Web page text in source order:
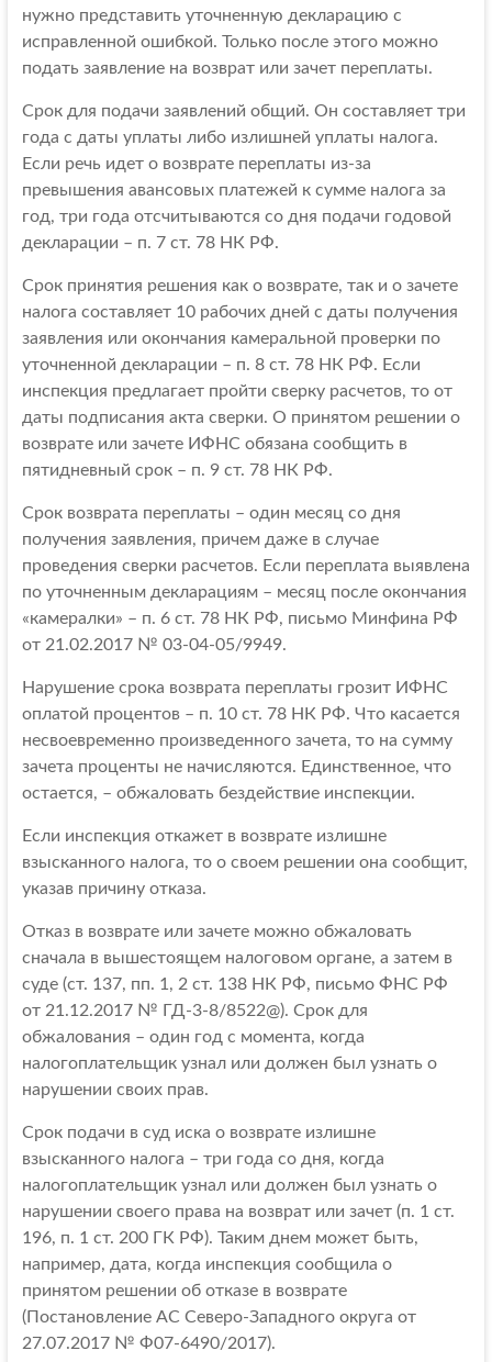
нужно представить уточненную декларацию с
исправленной ошибкой. Только после этого можно
подать заявление на возврат или зачет переплаты.
Срок для подачи заявлений общий. Он составляет три
года с даты уплаты либо излишней уплаты налога.
Если речь идет о возврате переплаты из-за
превышения авансовых платежей к сумме налога за
год, три года отсчитываются со дня подачи годовой
декларации – п. 7 ст. 78 НК РФ.
Срок принятия решения как о возврате, так и о зачете
налога составляет 10 рабочих дней с даты получения
заявления или окончания камеральной проверки по
уточненной декларации – п. 8 ст. 78 НК РФ. Если
инспекция предлагает пройти сверку расчетов, то от
даты подписания акта сверки. О принятом решении о
возврате или зачете ИФНС обязана сообщить в
пятидневный срок – п. 9 ст. 78 НК РФ.
Срок возврата переплаты – один месяц со дня
получения заявления, причем даже в случае
проведения сверки расчетов. Если переплата выявлена
по уточненным декларациям – месяц после окончания
«камералки» – п. 6 ст. 78 НК РФ, письмо Минфина РФ
от 21.02.2017 № 03-04-05/9949.
Нарушение срока возврата переплаты грозит ИФНС
оплатой процентов – п. 10 ст. 78 НК РФ. Что касается
несвоевременно произведенного зачета, то на сумму
зачета проценты не начисляются. Единственное, что
остается, – обжаловать бездействие инспекции.
Если инспекция откажет в возврате излишне
взысканного налога, то о своем решении она сообщит,
указав причину отказа.
Отказ в возврате или зачете можно обжаловать
сначала в вышестоящем налоговом органе, а затем в
суде (ст. 137, пп. 1, 2 ст. 138 НК РФ, письмо ФНС РФ
от 21.12.2017 № ГД-3-8/8522@). Срок для
обжалования – один год с момента, когда
налогоплательщик узнал или должен был узнать о
нарушении своих прав.
Срок подачи в суд иска о возврате излишне
взысканного налога – три года со дня, когда
налогоплательщик узнал или должен был узнать о
нарушении своего права на возврат или зачет (п. 1 ст.
196, п. 1 ст. 200 ГК РФ). Таким днем может быть,
например, дата, когда инспекция сообщила о
принятом решении об отказе в возврате
(Постановление АС Северо-Западного округа от
27.07.2017 № Ф07-6490/2017).